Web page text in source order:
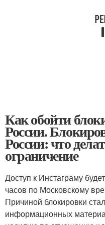
Как обойти
России.
России: что
ограничение
Доступ к Инстаграму
часов по Московскому
Причиной блокировки
информационных